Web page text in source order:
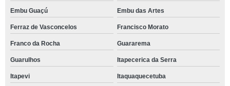
Embu Guaçú Embu das Artes
Ferraz de Vasconcelos Francisco Morato
Franco da Rocha Guararema
Guarulhos Itapecerica da Serra
Itapevi Itaquaquecetuba